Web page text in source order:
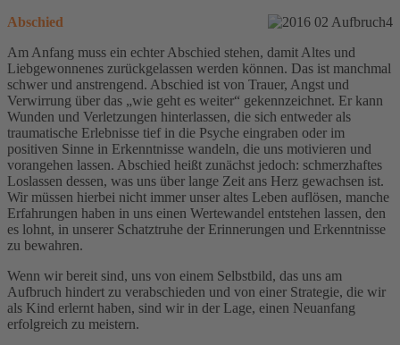
Abschied
Am Anfang muss ein echter Abschied stehen, damit Altes und
Liebgewonnenes zurückgelassen werden können. Das ist manchmal
schwer und anstrengend. Abschied ist von Trauer, Angst und
Verwirrung über das „wie geht es weiter“ gekennzeichnet. Er kann
Wunden und Verletzungen hinterlassen, die sich entweder als
traumatische Erlebnisse tief in die Psyche eingraben oder im
positiven Sinne in Erkenntnisse wandeln, die uns motivieren und
vorangehen lassen. Abschied heißt zunächst jedoch: schmerzhaftes
Loslassen dessen, was uns über lange Zeit ans Herz gewachsen ist.
Wir müssen hierbei nicht immer unser altes Leben auflösen, manche
Erfahrungen haben in uns einen Wertewandel entstehen lassen, den
es lohnt, in unserer Schatztruhe der Erinnerungen und Erkenntnisse
zu bewahren.
Wenn wir bereit sind, uns von einem Selbstbild, das uns am
Aufbruch hindert zu verabschieden und von einer Strategie, die wir
als Kind erlernt haben, sind wir in der Lage, einen Neuanfang
erfolgreich zu meistern.